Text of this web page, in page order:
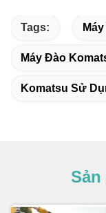
Tags:
Máy Đào
Komatsu Sử